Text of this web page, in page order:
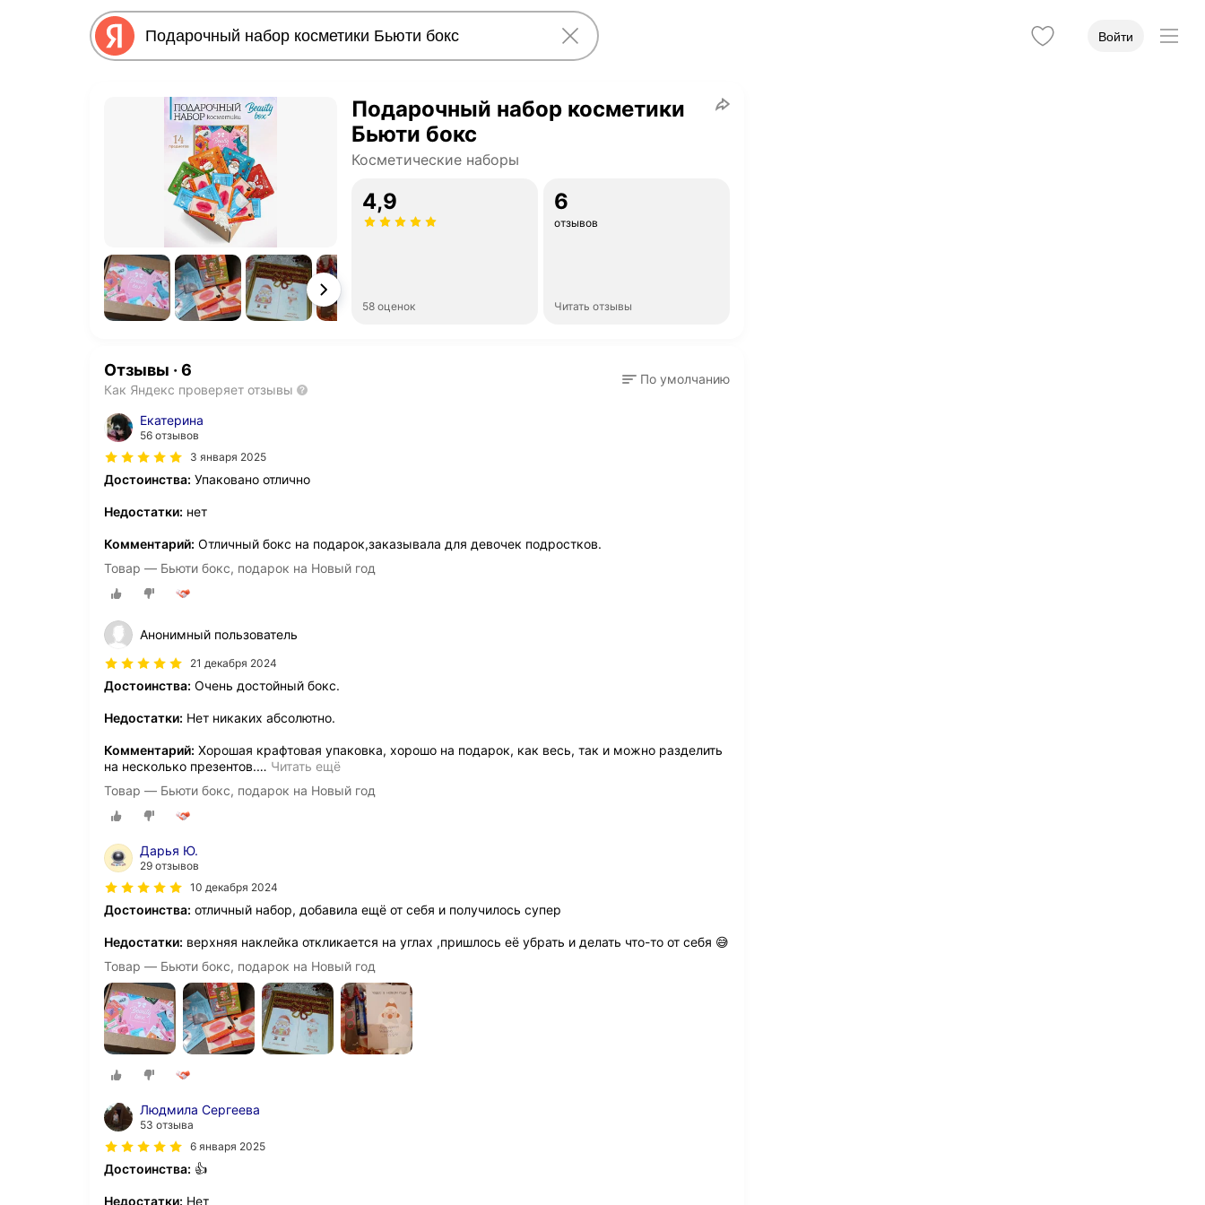
Войти
Подарочный набор косметики
Бьюти бокс
Косметические наборы
4,9
58 оценок
6
отзывов
Читать отзывы
Отзывы · 6
Как Яндекс проверяет отзывы
По умолчанию
Екатерина
56 отзывов
3 января 2025
Достоинства: Упаковано отлично
Недостатки: нет
Комментарий: Отличный бокс на подарок,заказывала для девочек подростков.
Товар — Бьюти бокс, подарок на Новый год
Анонимный пользователь
21 декабря 2024
Достоинства: Очень достойный бокс.
Недостатки: Нет никаких абсолютно.
Комментарий: Хорошая крафтовая упаковка, хорошо на подарок, как весь, так и можно разделить
на несколько презентов.… Читать ещё
Товар — Бьюти бокс, подарок на Новый год
Дарья Ю.
29 отзывов
10 декабря 2024
Достоинства: отличный набор, добавила ещё от себя и получилось супер
Недостатки: верхняя наклейка откликается на углах ,пришлось её убрать и делать что-то от себя 😅
Товар — Бьюти бокс, подарок на Новый год
Людмила Сергеева
53 отзыва
6 января 2025
Достоинства: 👍
Недостатки: Нет